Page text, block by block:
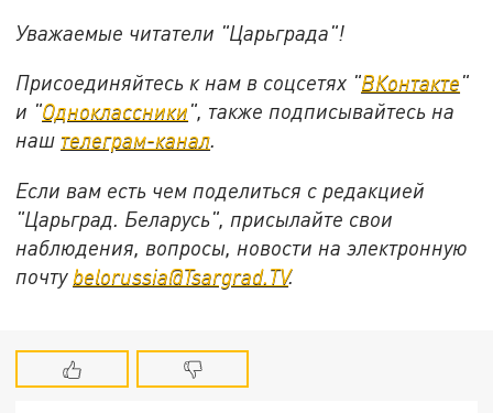
Уважаемые читатели "Царьграда"!
Присоединяйтесь к нам в соцсетях "ВКонтакте"
и "Одноклассники", также подписывайтесь на
наш телеграм-канал.
Если вам есть чем поделиться с редакцией
"Царьград. Беларусь", присылайте свои
наблюдения, вопросы, новости на электронную
почту belorussia@Tsargrad.TV.